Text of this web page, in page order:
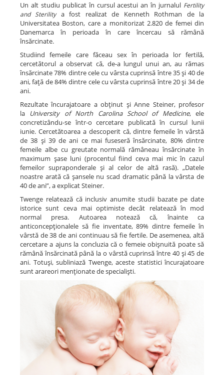
Un alt studiu publicat în cursul acestui an în jurnalul Fertility
and Sterilitya fost realizat de Kenneth Rothman de la
Universitatea Boston, care a monitorizat 2.820 de femei din
Danemarca în perioada în care încercau să rămână
însărcinate.
Studiind femeile care făceau sex în perioada lor fertilă,
cercetătorul a observat că, de-a lungul unui an, au rămas
însărcinate 78% dintre cele cu vârsta cuprinsă între 35 şi 40 de
ani, faţă de 84% dintre cele cu vârsta cuprinsă între 20 şi 34 de
ani.
Rezultate încurajatoare a obţinut şi Anne Steiner, profesor
la University of North Carolina School of Medicine, ele
concretizându-se într-o cercetare publicată în cursul lunii
iunie. Cercetătoarea a descoperit că, dintre femeile în vârstă
de 38 şi 39 de ani ce mai fuseseră însărcinate, 80% dintre
femeile albe cu greutate normală rămâneau însărcinate în
maximum şase luni (procentul fiind ceva mai mic în cazul
femeilor supraponderale şi al celor de altă rasă). „Datele
noastre arată că şansele nu scad dramatic până la vârsta de
40 de ani”, a explicat Steiner.
Twenge relatează că inclusiv anumite studii bazate pe date
istorice sunt ceva mai optimiste decât relatează în mod
normal presa. Autoarea notează că, înainte ca
anticoncepţionalele să fie inventate, 89% dintre femeile în
vârstă de 38 de ani continuau să fie fertile. De asemenea, altă
cercetare a ajuns la concluzia că o femeie obişnuită poate să
rămână însărcinată până la o vârstă cuprinsă între 40 şi 45 de
ani. Totuşi, subliniază Twenge, aceste statistici încurajatoare
sunt arareori menţionate de specialişti.